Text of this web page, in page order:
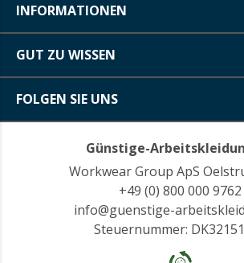
INFORMATIONEN
GUT ZU WISSEN
FOLGEN SIE UNS
Günstige-
Workwear Group ApS
+49 (0) 800 000 9762
info@guenstige-
Steuernummer: